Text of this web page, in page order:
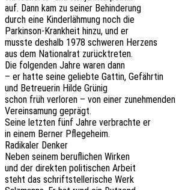
auf. Dann kam zu seiner Behinderung
durch eine Kinder­läh­mung noch die
Parkin­son-Krank­heit hinzu, und er
musste deshalb 1978 schwe­ren Herzens
aus dem Natio­nal­rat zurücktreten.
Die folgen­den Jahre waren dann
– er hatte seine gelieb­te Gattin, Gefährtin
und Betreue­rin Hilde Grünig
schon früh verlo­ren – von einer zunehmenden
Verein­sa­mung geprägt.
Seine letz­ten fünf Jahre verbrach­te er
in einem Berner Pflegeheim.
Radi­ka­ler Denker
Neben seinem beruf­li­chen Wirken
und der direk­ten poli­ti­schen Arbeit
steht das schrift­stel­le­ri­sche Werk